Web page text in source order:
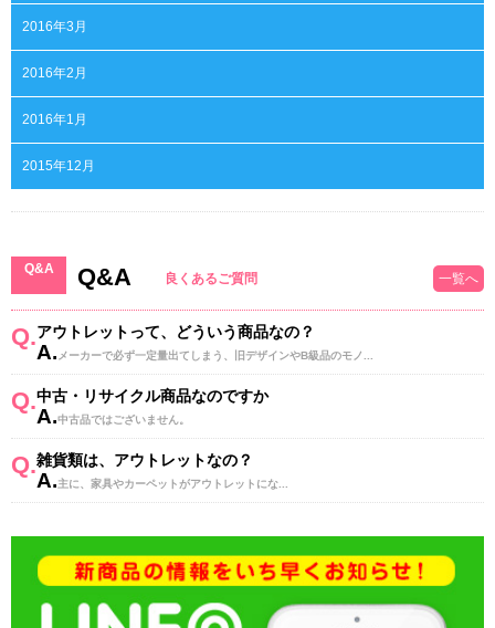
2016年3月
2016年2月
2016年1月
2015年12月
Q&A Q&A 良くあるご質問 一覧へ
Q.アウトレットって、どういう商品なの？
A. メーカーで必ず一定量出てしまう、旧デザインやB級品のモノ...
Q.中古・リサイクル商品なのですか
A.中古品ではございません。
Q.雑貨類は、アウトレットなの？
A.主に、家具やカーペットがアウトレットにな...